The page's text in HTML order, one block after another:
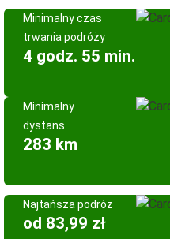
Minimalny czas
trwania podróży
4 godz. 55 min.
Minimalny
dystans
283 km
Najtańsza podróż
od 83,99 zł